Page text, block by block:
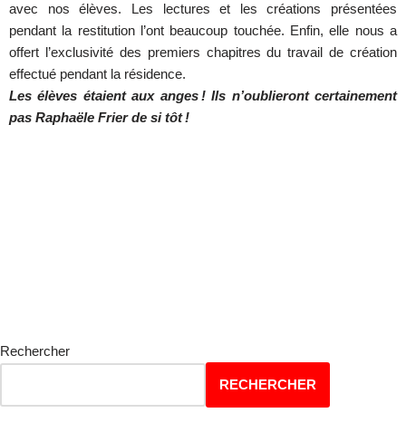
avec nos élèves. Les lectures et les créations présentées
pendant la restitution l’ont beaucoup touchée. Enfin, elle nous a
offert l’exclusivité des premiers chapitres du travail de création
effectué pendant la résidence.
Les élèves étaient aux anges ! Ils n’oublieront certainement
pas Raphaële Frier de si tôt !
Rechercher
RECHERCHER